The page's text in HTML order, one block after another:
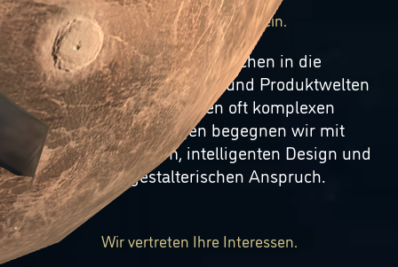
Wir lassen uns auf Sie ein.
Wir lieben das Eintauchen in die
verschiedenen Geschäfts- und Produktwelten
unserer Kunden. Den oft komplexen
Aufgabenstellungen begegnen wir mit
lösungsorientiertem, intelligenten Design und
hohem gestalterischen Anspruch.
Wir vertreten Ihre Interessen.